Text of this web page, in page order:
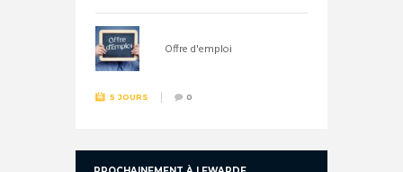
Offre d'emploi
5 JOURS 0